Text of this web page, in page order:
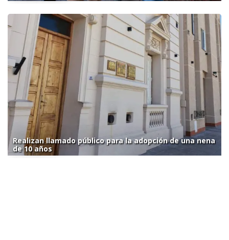
Realizan llamado público para la adopción de una nena
de 10 años